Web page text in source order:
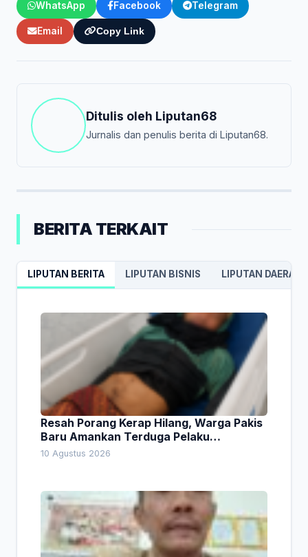
WhatsApp Facebook Telegram
Email Copy Link
Ditulis oleh Liputan68
Jurnalis dan penulis berita di Liputan68.
BERITA TERKAIT
LIPUTAN BERITA LIPUTAN BISNIS LIPUTAN DAERAH
Resah Porang Kerap Hilang, Warga Pakis
Baru Amankan Terduga Pelaku
Pencurian
10 Agustus 2026